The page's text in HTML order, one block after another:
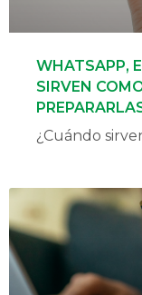
WHATSAPP,
SIRVEN
¿Cuándo